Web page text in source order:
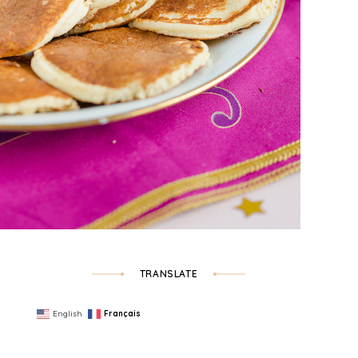
TRANSLATE
English Français